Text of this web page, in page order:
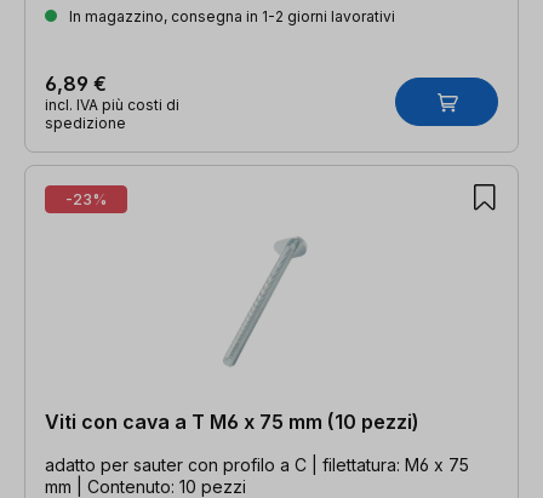
In magazzino, consegna in 1-2 giorni lavorativi
6,89 €
incl. IVA più costi di
spedizione
-23%
Viti con cava a T M6 x 75 mm (10 pezzi)
adatto per sauter con profilo a C | filettatura: M6 x 75
mm | Contenuto: 10 pezzi